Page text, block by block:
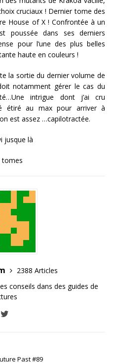
cruciaux ! Dernier tome des
House of X ! Confrontée à un
poussée dans ses derniers
pour l’une des plus belles
haute en couleurs !
la sortie du dernier volume de
notamment gérer le cas du
intrigue dont j’ai cru
étiré au max pour arriver à
est assez …capilotractée.
jusque là
tomes
2388 Articles
conseils dans des guides de
Past #89